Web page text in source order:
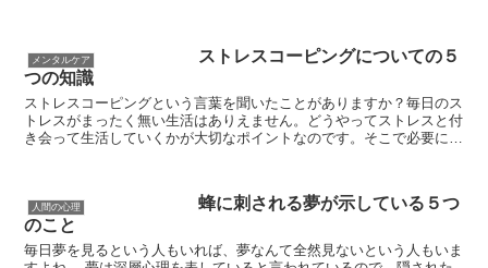
メンタルケア
ストレスコーピングについての５
つの知識
ストレスコーピングという言葉を聞いたことがありますか？毎日のス
トレスがまったく無い生活はありえません。どうやってストレスと付
き会って生活していくかが大切なポイントなのです。そこで必要にな
人間の心理
蜂に刺される夢が示している５つ
のこと
毎日夢を見るという人もいれば、夢なんて全然見ないという人もいま